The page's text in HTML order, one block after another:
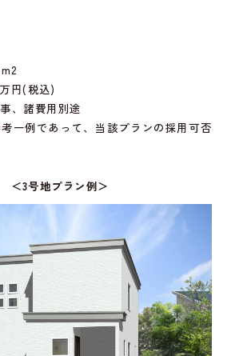
円(税込)
、諸費用別途
一例であって、当該プランの採用可否
＜3号地プラン例＞